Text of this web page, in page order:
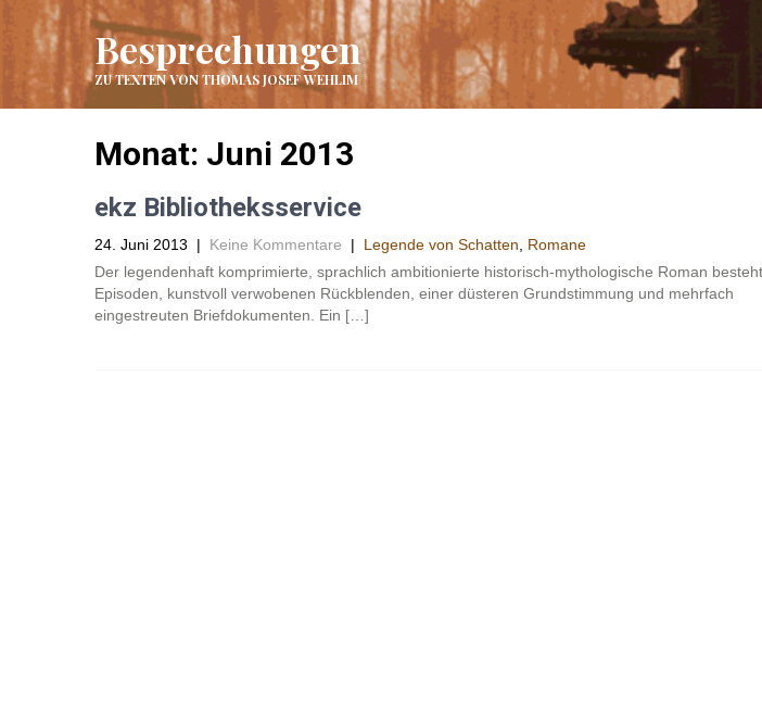
Besprechungen
ZU TEXTEN VON THOMAS JOSEF WEHLIM
Monat: Juni 2013
ekz Bibliotheksservice
24. Juni 2013 | Keine Kommentare | Legende von Schatten
Romane
Der legendenhaft komprimierte, sprachlich ambitionierte historisch-mythologische Roman
Episoden, kunstvoll verwobenen Rückblenden, einer düsteren Grundstimmung und mehrfach
eingestreuten Briefdokumenten. Ein […]